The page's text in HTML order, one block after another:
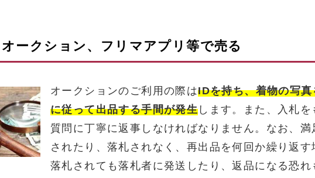
ークション、フリマアプリ等で売る
オークションのご利用の際はIDを持ち、着物の写
に従って出品する手間が発生 します。また、入札
質問に丁寧に返事しなければなりません。なお、
されたり、落札されなく、再出品を何回か繰り返
落札されても落札者に発送したり、返品になる恐